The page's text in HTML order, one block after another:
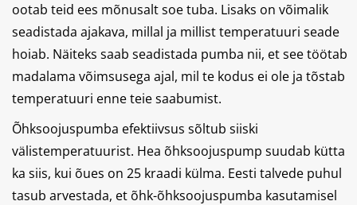
ootab teid ees mõnusalt soe tuba. Lisaks on võimalik
seadistada ajakava, millal ja millist temperatuuri seade
hoiab. Näiteks saab seadistada pumba nii, et see töötab
madalama võimsusega ajal, mil te kodus ei ole ja tõstab
temperatuuri enne teie saabumist.
Õhksoojuspumba efektiivsus sõltub siiski
välistemperatuurist. Hea õhksoojuspump suuda​b kütta
ka siis, kui õues on 25 kraadi külma. Eesti talvede puhul
tasub arvestada, et õhk-õhksoojuspumba kasutamisel